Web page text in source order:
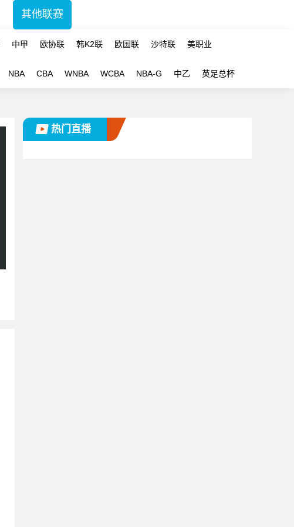
其他联赛
中甲 欧协联 韩K2联 欧国联 沙特联 美职业
NBA CBA WNBA WCBA NBA-G 中乙 英足总杯
热门直播